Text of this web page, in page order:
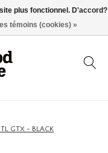
GTX - BLACK
plus fonctionnel. D'accord?
témoins (cookies) »